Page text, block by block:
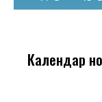
Календар